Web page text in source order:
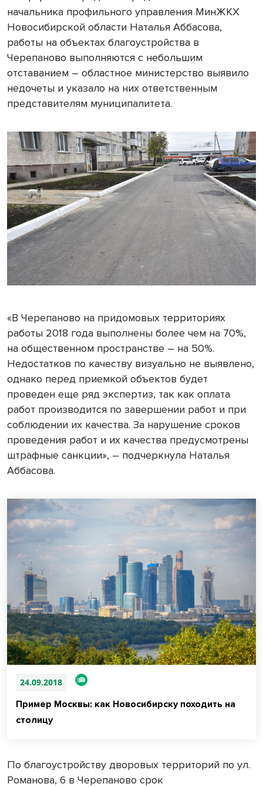
начальника профильного управления МинЖКХ
Новосибирской области Наталья Аббасова,
работы на объектах благоустройства в
Черепаново выполняются с небольшим
отставанием – областное министерство выявило
недочеты и указало на них ответственным
представителям муниципалитета.
«В Черепаново на придомовых территориях
работы 2018 года выполнены более чем на 70%,
на общественном пространстве – на 50%.
Недостатков по качеству визуально не выявлено,
однако перед приемкой объектов будет
проведен еще ряд экспертиз, так как оплата
работ производится по завершении работ и при
соблюдении их качества. За нарушение сроков
проведения работ и их качества предусмотрены
штрафные санкции», – подчеркнула Наталья
Аббасова.
24.09.2018
Пример Москвы: как Новосибирску походить на
столицу
По благоустройству дворовых территорий по ул.
Романова, 6 в Черепаново срок